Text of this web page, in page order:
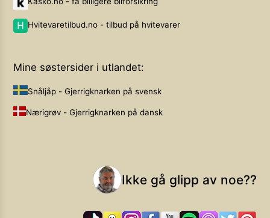
Hvitevaretilbud.no - tilbud på hvitevarer
Mine søstersider i utlandet:
Snåljåp - Gjerrigknarken på svensk
Nærigrøv - Gjerrigknarken på dansk
Ikke gå glipp av noe??